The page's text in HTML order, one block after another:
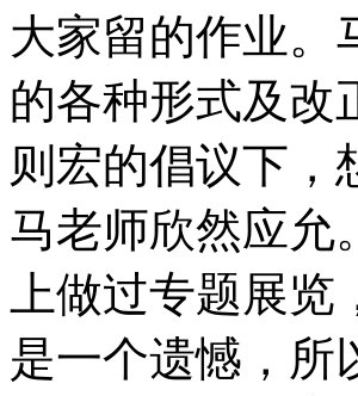
大家留的作业。
的各种形式及改
则宏的倡议下，
马老师欣然应允
上做过专题展
是一个遗憾，所